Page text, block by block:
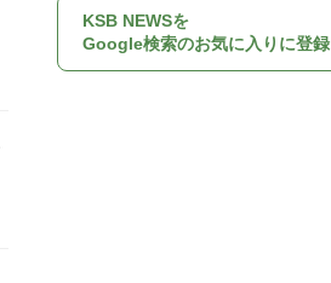
KSB NEWSを
Google検索のお気に入りに登録